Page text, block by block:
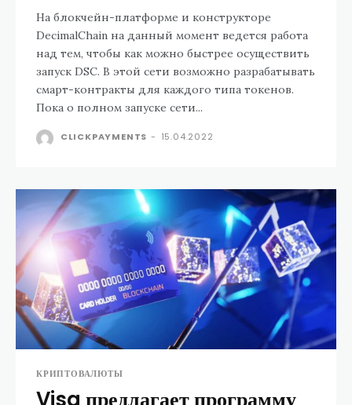
На блокчейн-платформе и конструкторе
DecimalChain на данный момент ведется работа
над тем, чтобы как можно быстрее осуществить
запуск DSC. В этой сети возможно разрабатывать
смарт-контракты для каждого типа токенов.
Пока о полном запуске сети...
CLICKPAYMENTS - 15.04.2022
КРИПТОВАЛЮТЫ
Visa предлагает программу